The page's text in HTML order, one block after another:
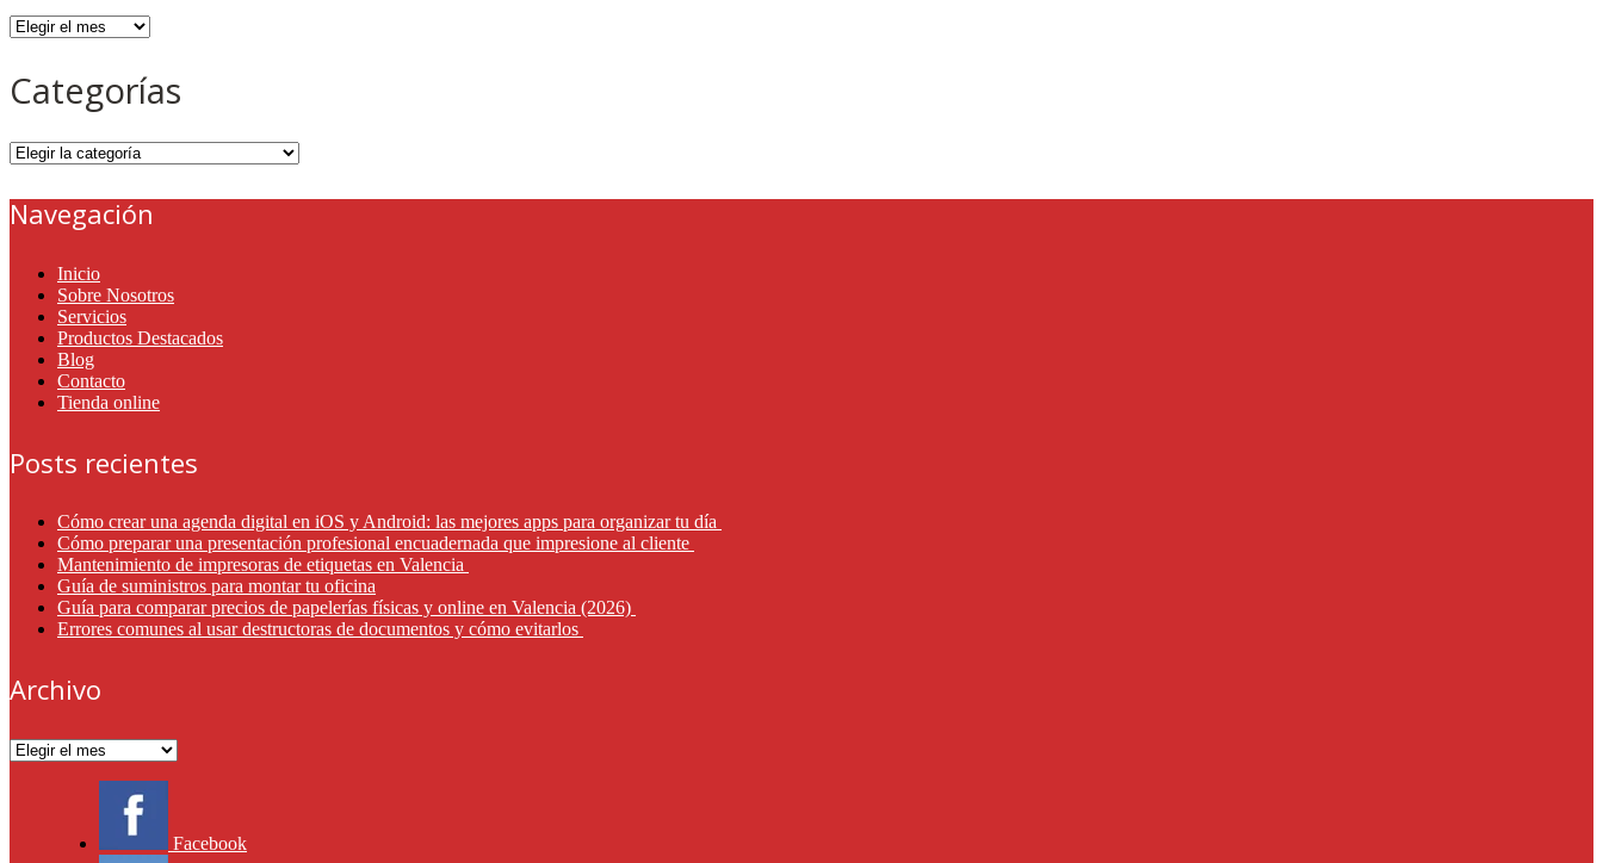
Archivos
Categorías
Categorías
Navegación
Inicio
Sobre Nosotros
Servicios
Productos Destacados
Blog
Contacto
Tienda online
Posts recientes
Cómo crear una agenda digital en iOS y Android: las mejores apps para organizar tu día
Cómo preparar una presentación profesional encuadernada que impresione al cliente
Mantenimiento de impresoras de etiquetas en Valencia
Guía de suministros para montar tu oficina
Guía para comparar precios de papelerías físicas y online en Valencia (2026)
Errores comunes al usar destructoras de documentos y cómo evitarlos
Archivo
Archivo
Facebook